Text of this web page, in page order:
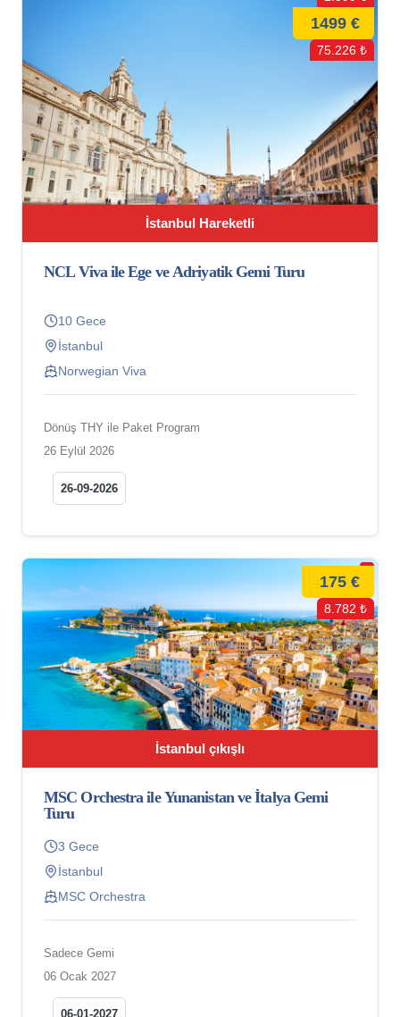
İstanbul Hareketli
1499 €
75.226 ₺
NCL Viva ile Ege ve Adriyatik Gemi Turu
10 Gece
İstanbul
Norwegian Viva
Dönüş THY ile Paket Program
26 Eylül 2026
26-09-2026
İstanbul çıkışlı
175 €
8.782 ₺
MSC Orchestra ile Yunanistan ve İtalya Gemi
Turu
3 Gece
İstanbul
MSC Orchestra
Sadece Gemi
06 Ocak 2027
06-01-2027